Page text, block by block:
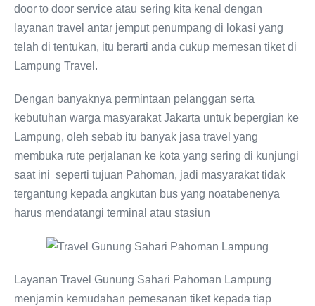
door to door service atau sering kita kenal dengan
layanan travel antar jemput penumpang di lokasi yang
telah di tentukan, itu berarti anda cukup memesan tiket di
Lampung Travel.
Dengan banyaknya permintaan pelanggan serta
kebutuhan warga masyarakat Jakarta untuk bepergian ke
Lampung, oleh sebab itu banyak jasa travel yang
membuka rute perjalanan ke kota yang sering di kunjungi
saat ini seperti tujuan Pahoman, jadi masyarakat tidak
tergantung kepada angkutan bus yang noatabenenya
harus mendatangi terminal atau stasiun
Layanan Travel Gunung Sahari Pahoman Lampung
menjamin kemudahan pemesanan tiket kepada tiap